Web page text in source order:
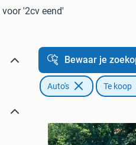
voor '2cv eend'
Bewaar je
Auto's Te koop